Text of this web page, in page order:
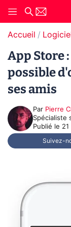
Accueil
App Store
possible
ses amis
Par Pierre
Spécialiste
Publié le 21
Suivez-